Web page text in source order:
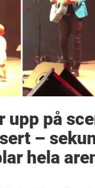
upp på
–
hela